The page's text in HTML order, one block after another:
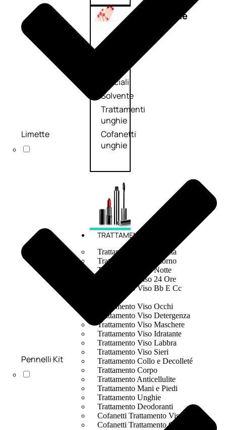
Unghie
Smalto
speciali
Solvente
Trattamenti
unghie
Cofanetti
unghie
TRATTAMENTI
Trattamento Viso Antieta
Trattamento Viso Giorno
Trattamento Viso Notte
Trattamento Viso 24 Ore
Trattamento Viso Bb E Cc
Trattamento Viso Occhi
Trattamento Viso Detergenza
Trattamento Viso Maschere
Trattamento Viso Idratante
Trattamento Viso Labbra
Trattamento Viso Sieri
Trattamento Collo e Decolleté
Trattamento Corpo
Trattamento Anticellulite
Trattamento Mani e Piedi
Trattamento Unghie
Trattamento Deodoranti
Cofanetti Trattamento Viso
Cofanetti Trattamento Corpo
Limette
Pennelli Kit